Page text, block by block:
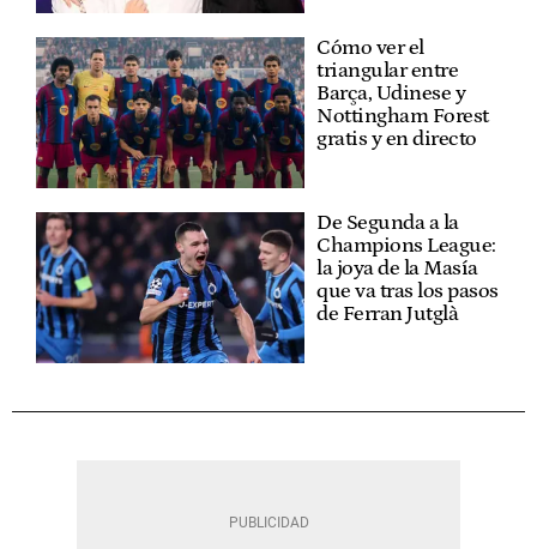
Cómo ver el
triangular entre
Barça, Udinese y
Nottingham Forest
gratis y en directo
De Segunda a la
Champions League:
la joya de la Masía
que va tras los pasos
de Ferran Jutglà